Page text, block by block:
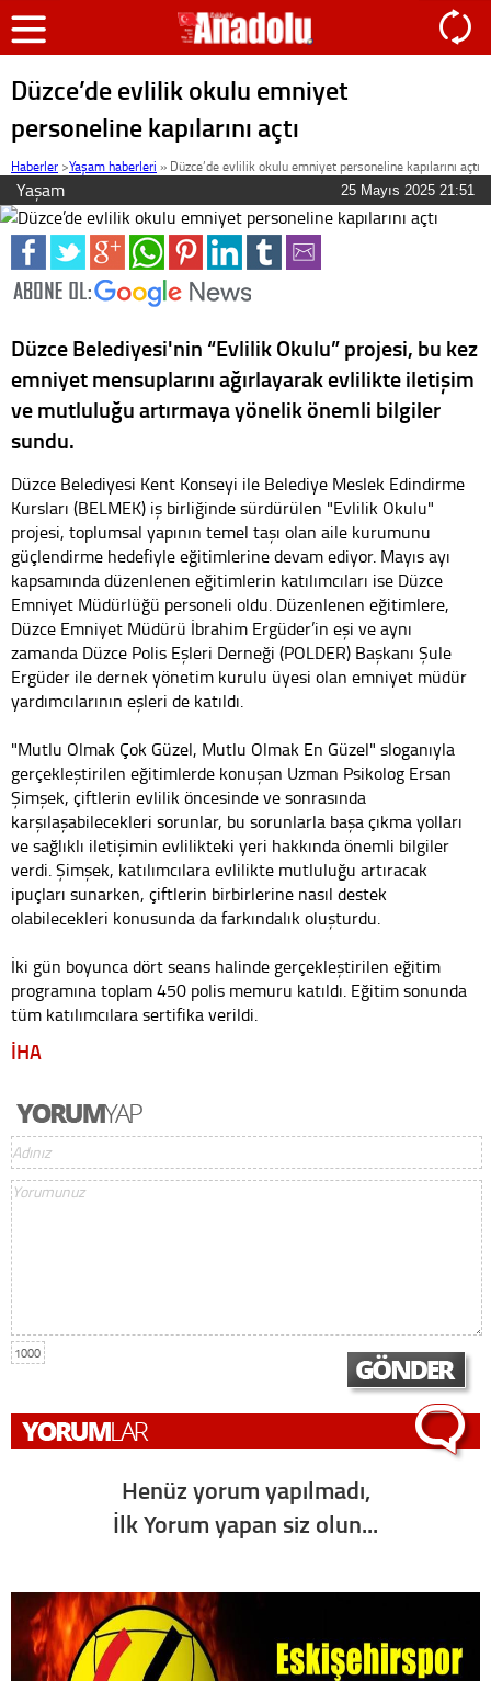
Düzce’de evlilik okulu emniyet
personeline kapılarını açtı
Haberler >Yaşam haberleri » Düzce’de evlilik okulu emniyet personeline kapılarını açtı
Yaşam 25 Mayıs 2025 21:51
Düzce Belediyesi'nin “Evlilik Okulu” projesi, bu kez
emniyet mensuplarını ağırlayarak evlilikte iletişim
ve mutluluğu artırmaya yönelik önemli bilgiler
sundu.
Düzce Belediyesi Kent Konseyi ile Belediye Meslek Edindirme
Kursları (BELMEK) iş birliğinde sürdürülen "Evlilik Okulu"
projesi, toplumsal yapının temel taşı olan aile kurumunu
güçlendirme hedefiyle eğitimlerine devam ediyor. Mayıs ayı
kapsamında düzenlenen eğitimlerin katılımcıları ise Düzce
Emniyet Müdürlüğü personeli oldu. Düzenlenen eğitimlere,
Düzce Emniyet Müdürü İbrahim Ergüder’in eşi ve aynı
zamanda Düzce Polis Eşleri Derneği (POLDER) Başkanı Şule
Ergüder ile dernek yönetim kurulu üyesi olan emniyet müdür
yardımcılarının eşleri de katıldı.
"Mutlu Olmak Çok Güzel, Mutlu Olmak En Güzel" sloganıyla
gerçekleştirilen eğitimlerde konuşan Uzman Psikolog Ersan
Şimşek, çiftlerin evlilik öncesinde ve sonrasında
karşılaşabilecekleri sorunlar, bu sorunlarla başa çıkma yolları
ve sağlıklı iletişimin evlilikteki yeri hakkında önemli bilgiler
verdi. Şimşek, katılımcılara evlilikte mutluluğu artıracak
ipuçları sunarken, çiftlerin birbirlerine nasıl destek
olabilecekleri konusunda da farkındalık oluşturdu.
İki gün boyunca dört seans halinde gerçekleştirilen eğitim
programına toplam 450 polis memuru katıldı. Eğitim sonunda
tüm katılımcılara sertifika verildi.
İHA
1000
Henüz yorum yapılmadı,
İlk Yorum yapan siz olun...